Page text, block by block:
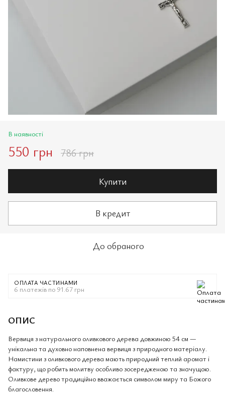
В наявності
550 грн 786 грн
Купити
В кредит
До обраного
ОПЛАТА ЧАСТИНАМИ
6 платежів по 91.67 грн
ОПИС
Вервиця з натурального оливкового дерева довжиною 54 см —
унікальна та духовно наповнена вервиця з природного матеріалу.
Намистини з оливкового дерева мають природний теплий аромат і
фактуру, що робить молитву особливо зосередженою та значущою.
Оливкове дерево традиційно вважається символом миру та Божого
благословення.